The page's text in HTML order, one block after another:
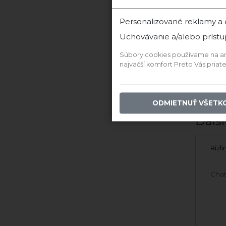
10,15 €
Personalizované reklamy
Uchovávanie a/alebo
Súbory cookies používame na
najväčší komfort Preto Vás
ODMIETNUŤ